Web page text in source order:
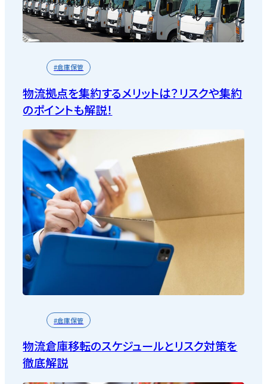
#倉庫保管
物流拠点を集約するメリットは？リスクや集約
のポイントも解説！
#倉庫保管
物流倉庫移転のスケジュールとリスク対策を
徹底解説